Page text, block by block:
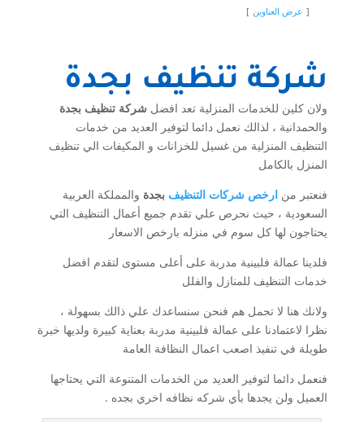
عرض العناوين
شركة تنظيف بجدة
ولان كلين للخدمات المنزلية تعد افضل شركة تنظيف بجدة
والحمدانية ، لذالك نعمل دائما لتوفير العديد من خدمات
التنظيف المنزلية من غسيل للخزانات و المكيفات الي تنظيف
المنزل بالكامل
فنعتبر من ارخص شركات التنظيف بجدة والمملكة العربية
السعودية ، حيث نحرص علي تقدم جميع أعمال التنظيف التي
يحتاجون لها كل سوم في منزله بارخص الاسعار
فلدينا عمالة فلبينية مدربة على أعلى مستوى لتقدم افضل
خدمات التنظيف للمنازل والفلل
ولانك هنا لا تحمل هم فنحن سنساعدك علي ذالك بسهولة ،
نظرا لاعتمادنا على عمالة فلبينية مدربة بعناية كبيرة ولديها خبرة
طويلة في تنفيذ اصعب اعمال النظافة العامة
فنعمل دائما لتوفير العديد من الخدمات المتنوعة التي يحتاجها
العميل ولن يجدها بأي شركه نظافه اخري بجده .